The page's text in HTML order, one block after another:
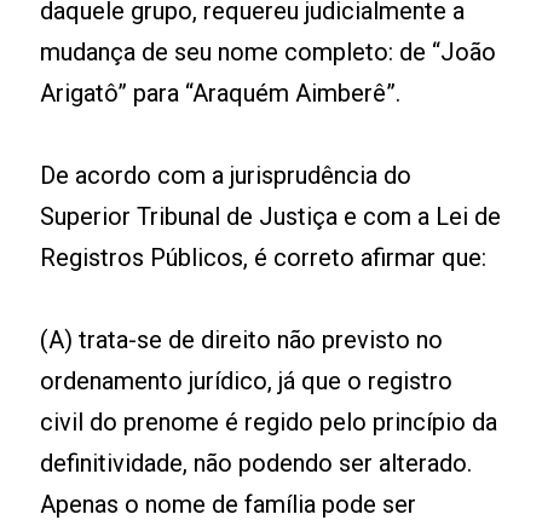
daquele grupo, requereu judicialmente a
mudança de seu nome completo: de “João
Arigatô” para “Araquém Aimberê”.
De acordo com a jurisprudência do
Superior Tribunal de Justiça e com a Lei de
Registros Públicos, é correto afirmar que:
(A) trata-se de direito não previsto no
ordenamento jurídico, já que o registro
civil do prenome é regido pelo princípio da
definitividade, não podendo ser alterado.
Apenas o nome de família pode ser